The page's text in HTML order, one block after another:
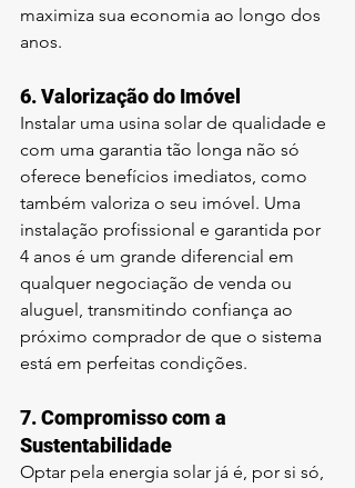
maximiza sua economia ao longo dos
anos.
6. Valorização do Imóvel
Instalar uma usina solar de qualidade e
com uma garantia tão longa não só
oferece benefícios imediatos, como
também valoriza o seu imóvel. Uma
instalação profissional e garantida por
4 anos é um grande diferencial em
qualquer negociação de venda ou
aluguel, transmitindo confiança ao
próximo comprador de que o sistema
está em perfeitas condições.
7. Compromisso com a
Sustentabilidade
Optar pela energia solar já é, por si só,